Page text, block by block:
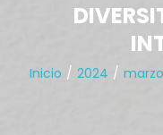
Inicio 2024 marzo